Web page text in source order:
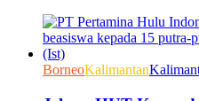
BorneoKalimantan